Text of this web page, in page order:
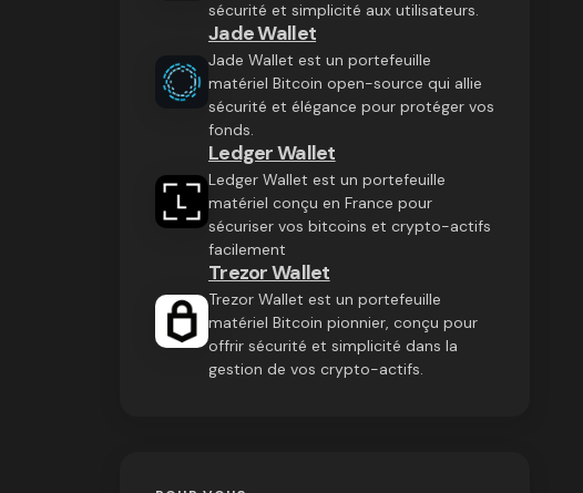
sécurité et simplicité aux utilisateurs.
Jade Wallet
Jade Wallet est un portefeuille
matériel Bitcoin open-source qui allie
sécurité et élégance pour protéger vos
fonds.
Ledger Wallet
Ledger Wallet est un portefeuille
matériel conçu en France pour
sécuriser vos bitcoins et crypto-actifs
facilement
Trezor Wallet
Trezor Wallet est un portefeuille
matériel Bitcoin pionnier, conçu pour
offrir sécurité et simplicité dans la
gestion de vos crypto-actifs.